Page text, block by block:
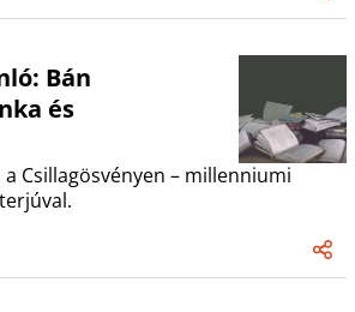
Bán
és
Csillagösvényen – millenniumi